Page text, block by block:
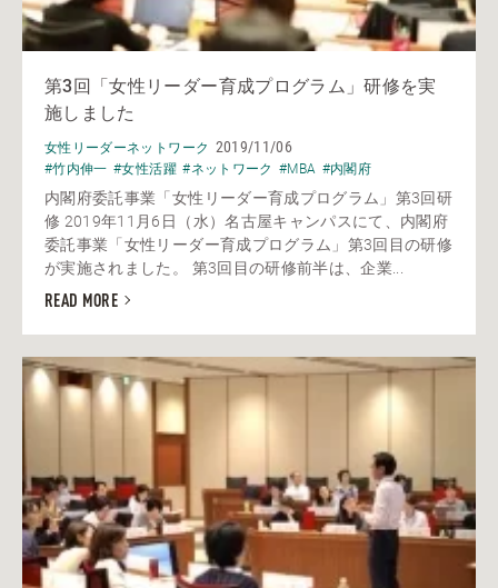
第3回「女性リーダー育成プログラム」研修を実
施しました
女性リーダーネットワーク 2019/11/06
#竹内伸一 #女性活躍 #ネットワーク #MBA #内閣府
内閣府委託事業「女性リーダー育成プログラム」第3回研
修 2019年11月6日（水）名古屋キャンパスにて、内閣府
委託事業「女性リーダー育成プログラム」第3回目の研修
が実施されました。 第3回目の研修前半は、企業...
READ MORE